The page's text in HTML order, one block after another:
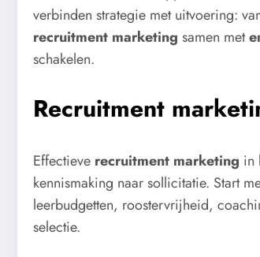
verbinden strategie met uitvoering:
recruitment marketing samen met
schakelen.
Recruitment
Effectieve recruitment marketing in
kennismaking naar sollicitatie. Start
leerbudgetten, roostervrijheid,
selectie.